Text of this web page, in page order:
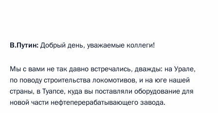
В.Путин: Добрый день, уважаемые коллеги!
Мы с вами не так давно встречались, дважды: на Урале,
по поводу строительства локомотивов, и на юге нашей
страны, в Туапсе, куда вы поставляли оборудование для
новой части нефтеперерабатывающего завода.